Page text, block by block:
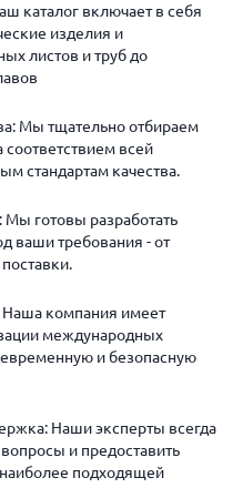
каталог включает в себя
изделия и
листов и труб до
Мы тщательно отбираем
всей
стандартам качества.
готовы разработать
ваши требования - от
Наша компания имеет
международных
и безопасную
Наши эксперты всегда
и предоставить
подходящей